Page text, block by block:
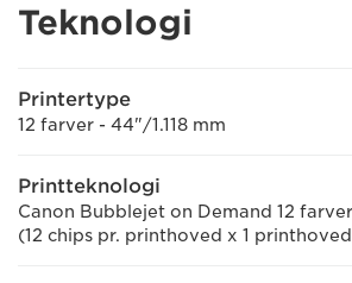
Teknologi
Printertype
12 farver - 44"/1.118 mm
Printteknologi
Canon Bubblejet on Demand 12
(12 chips pr. printhoved x 1